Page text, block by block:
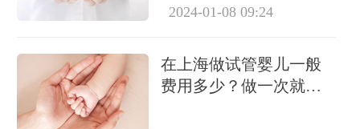
2024-01-08 09:24
在上海做试管婴儿一般
费用多少？做一次就能